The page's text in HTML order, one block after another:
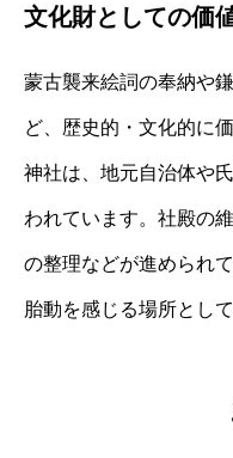
文化財としての価
蒙古襲来絵詞の奉納や
ど、歴史的・文化的に
神社は、地元自治体や
われています。社殿の
の整理などが進められ
胎動を感じる場所とし